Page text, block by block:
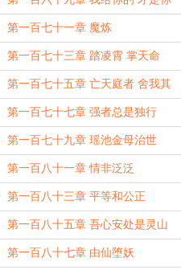
的
第一百七十一章 魔炼
第一百七十三章 踏凌霄 掌天命
第一百七十五章 亡天庭者 舍我其
谁
第一百七十七章 强者总是独行
第一百七十九章 瑶池金母治世
第一百八十一章 情非泛泛
第一百八十三章 平等和公正
第一百八十五章 吾心安处是灵山
第一百八十七章 由仙堕妖